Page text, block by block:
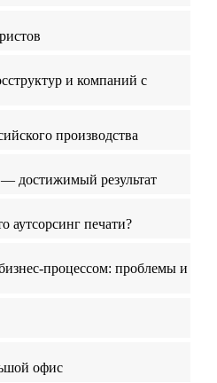
и компаний с
производства
достижимый результат
печати?
процессом: проблемы и
офис